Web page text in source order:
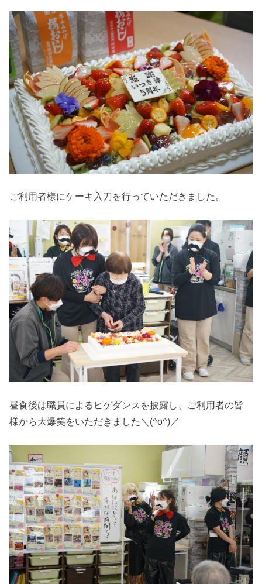
ご利用者様にケーキ入刀を行っていただきました。
昼食後は職員によるヒゲダンスを披露し、ご利用者の皆
様から大爆笑をいただきました＼(^o^)／